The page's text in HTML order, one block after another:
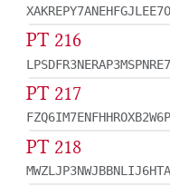
PT 216
PT 217
PT 218